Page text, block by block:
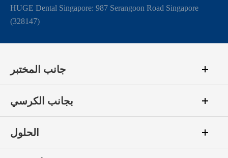
HUGE Dental Singapore: 987 Serangoon Road Singapore
(328147)
جانب المختبر
بجانب الكرسي
الحلول